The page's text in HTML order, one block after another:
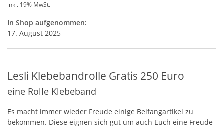
inkl. 19% MwSt.
In Shop aufgenommen:
17. August 2025
Lesli Klebebandrolle Gratis 250 Euro
eine Rolle Klebeband
Es macht immer wieder Freude einige Beifangartikel zu
bekommen. Diese eignen sich gut um auch Euch eine Freude